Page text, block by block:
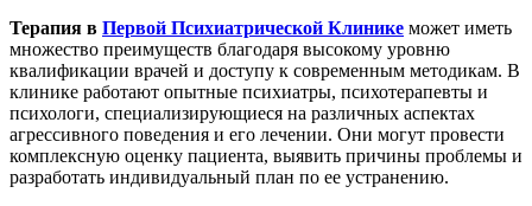
Терапия в Первой Психиатрической Клинике может иметь
множество преимуществ благодаря высокому уровню
квалификации врачей и доступу к современным методикам. В
клинике работают опытные психиатры, психотерапевты и
психологи, специализирующиеся на различных аспектах
агрессивного поведения и его лечении. Они могут провести
комплексную оценку пациента, выявить причины проблемы и
разработать индивидуальный план по ее устранению.